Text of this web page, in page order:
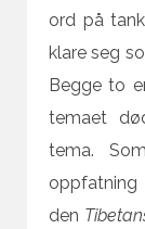
ord på
klare seg
Begge to
temaet
tema.
den